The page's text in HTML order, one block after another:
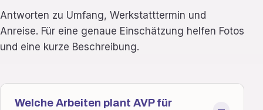
Antworten zu Umfang, Werkstatttermin und
Anreise. Für eine genaue Einschätzung helfen Fotos
und eine kurze Beschreibung.
Welche Arbeiten plant AVP für